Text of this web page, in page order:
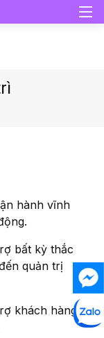
hành vĩnh
bất kỳ thắc
quản trị
khách hàng